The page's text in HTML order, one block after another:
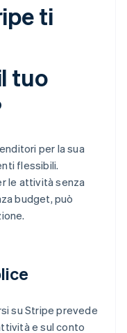
ti
tuo
per la sua
flessibili.
le attività senza
budget, può
su Stripe prevede
e sul conto